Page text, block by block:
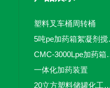
塑料叉车桶周转桶
5吨pe
CMC-
一体化加药装置
20立方塑料储罐化工储